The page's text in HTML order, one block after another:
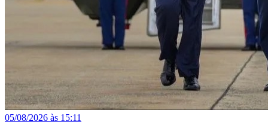
05/08/2026 às 15:11